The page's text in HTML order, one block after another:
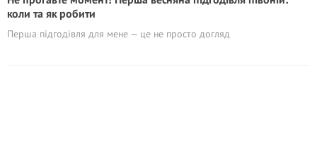
коли та як робити
Перша підгодівля для мене — це не просто догляд